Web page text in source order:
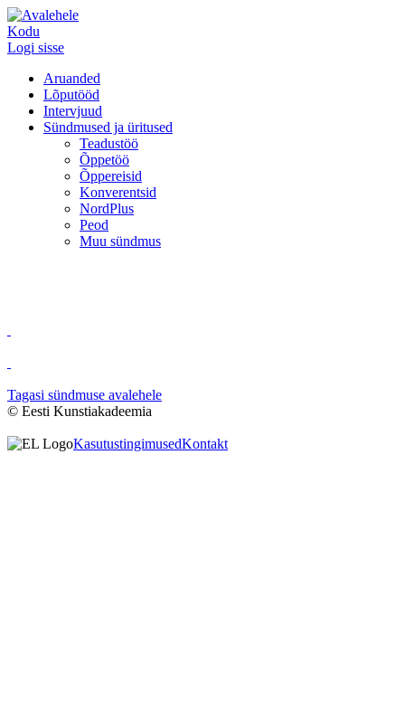
Kodu
Logi sisse
Aruanded
Lõputööd
Intervjuud
Sündmused ja üritused
Teadustöö
Õppetöö
Õppereisid
Konverentsid
NordPlus
Peod
Muu sündmus
Tagasi sündmuse avalehele
© Eesti Kunstiakadeemia
KasutustingimusedKontakt